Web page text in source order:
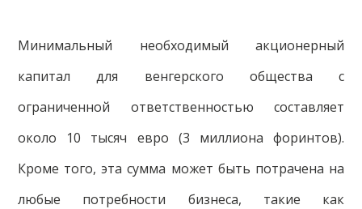
Минимальный необходимый акционерный
капитал для венгерского общества с
ограниченной ответственностью составляет
около 10 тысяч евро (3 миллиона форинтов).
Кроме того, эта сумма может быть потрачена на
любые потребности бизнеса, такие как